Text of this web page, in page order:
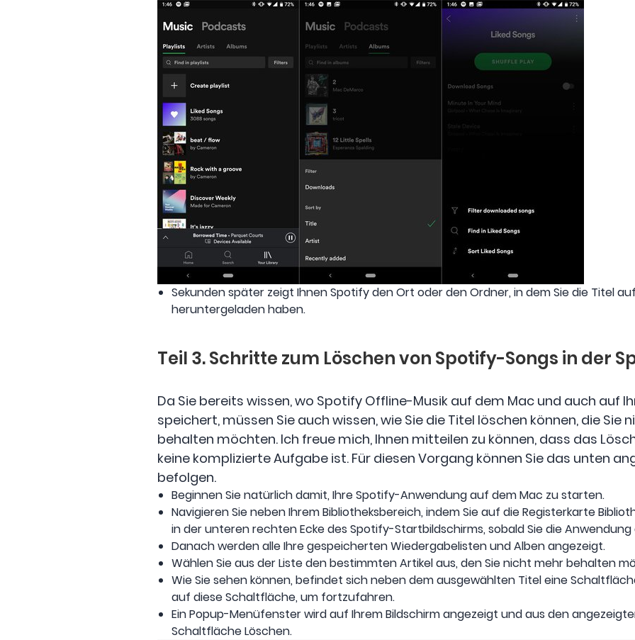
Sekunden später zeigt Ihnen Spotify den Ort oder den Ordner, in dem Sie die Titel
heruntergeladen haben.
Teil 3. Schritte zum Löschen von Spotify-Songs in der
Da Sie bereits wissen, wo Spotify Offline-Musik auf dem Mac und auch auf
speichert, müssen Sie auch wissen, wie Sie die Titel löschen können, die Sie
behalten möchten. Ich freue mich, Ihnen mitteilen zu können, dass das
keine komplizierte Aufgabe ist. Für diesen Vorgang können Sie das unten
befolgen.
Beginnen Sie natürlich damit, Ihre Spotify-Anwendung auf dem Mac zu starten.
Navigieren Sie neben Ihrem Bibliotheksbereich, indem Sie auf die Registerkarte
in der unteren rechten Ecke des Spotify-Startbildschirms, sobald Sie die
Danach werden alle Ihre gespeicherten Wiedergabelisten und Alben angezeigt.
Wählen Sie aus der Liste den bestimmten Artikel aus, den Sie nicht mehr behalten
Wie Sie sehen können, befindet sich neben dem ausgewählten Titel eine
auf diese Schaltfläche, um fortzufahren.
Ein Popup-Menüfenster wird auf Ihrem Bildschirm angezeigt und aus den
Schaltfläche Löschen.